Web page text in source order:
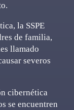
la SSPE
de familia,
llamado
severos
cibernética
se encuentren